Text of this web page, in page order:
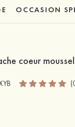
OCCASION
coeur